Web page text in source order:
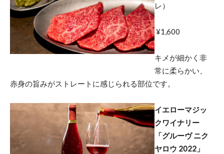
レ）
¥1,600
キメが細かく非
常に柔らかい、
赤身の旨みがストレートに感じられる部位です。
イエローマジッ
クワイナリー
「グルーヴ ニク
ヤロウ 2022」